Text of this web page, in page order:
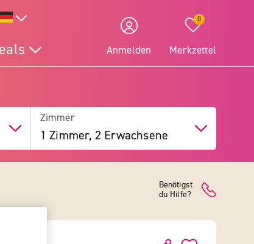
Anmelden
0
Merkzettel
Zimmer
1 Zimmer, 2 Erwachsene
Benötigst
du Hilfe?